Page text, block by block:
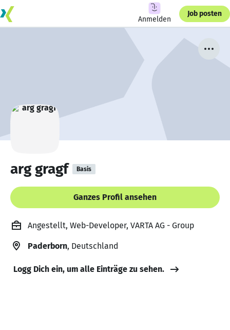
Anmelden
Job posten
arg gragf Basis
Ganzes Profil ansehen
Angestellt, Web-Developer, VARTA AG - Group
Paderborn, Deutschland
Logg Dich ein, um alle Einträge zu sehen.